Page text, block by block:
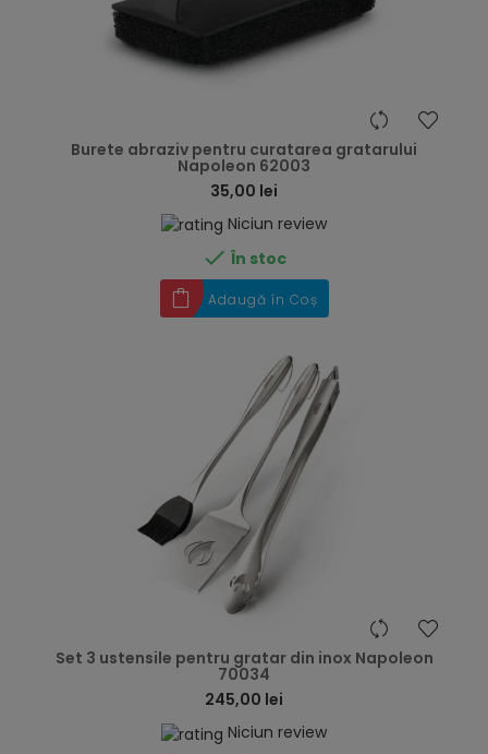
Burete abraziv pentru curatarea gratarului
Napoleon 62003
35,00 lei
Niciun review
 În stoc
Adaugă în Coș
Set 3 ustensile pentru gratar din inox Napoleon
70034
245,00 lei
Niciun review